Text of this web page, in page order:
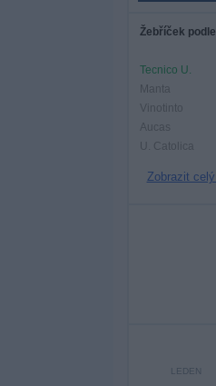
Žebříček
Tecnico U.
Manta
Vinotinto
Aucas
U. Catolica
Zobrazit celý
LEDEN